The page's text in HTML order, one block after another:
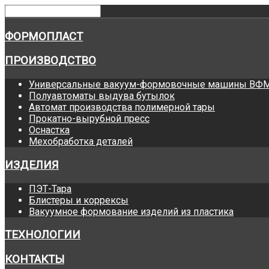
ФОРМОПЛАСТ
ПРОИЗВОДСТВО
Универсальные вакуум-формовочные машины
Полуавтоматы выдува бутылок
Автомат производства полимерной тары
Прокатно-вырубной пресс
Оснастка
Мехобработка деталей
ИЗДЕЛИЯ
ПЭТ-Тара
Блистеры и коррексы
Вакуумное формование изделий из пластика
ТЕХНОЛОГИИ
КОНТАКТЫ